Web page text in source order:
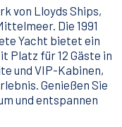
von Lloyds Ships,
Die 1991
Yacht bietet ein
Platz für 12 Gäste in
und VIP-Kabinen,
Genießen Sie
und entspannen